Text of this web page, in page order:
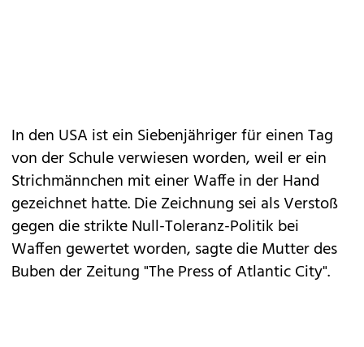
In den USA ist ein Siebenjähriger für einen Tag
von der Schule verwiesen worden, weil er ein
Strichmännchen mit einer Waffe in der Hand
gezeichnet hatte. Die Zeichnung sei als Verstoß
gegen die strikte Null-Toleranz-Politik bei
Waffen gewertet worden, sagte die Mutter des
Buben der Zeitung "The Press of Atlantic City".